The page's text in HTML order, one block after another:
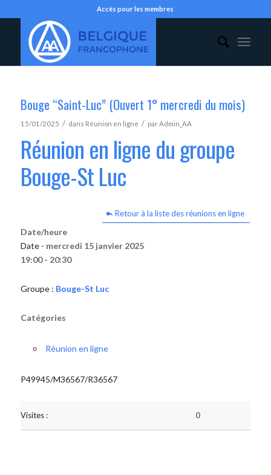
Accès pour les membres
Bouge “Saint-Luc” (Ouvert 1° mercredi du mois)
15/01/2025 / dans Réunion en ligne / parAdmin_AA
Réunion en ligne du groupe
Bouge-St Luc
Retour à la liste des réunions en ligne
Date/heure
Date - mercredi 15 janvier 2025
19:00 - 20:30
Groupe : Bouge-St Luc
Catégories
Réunion en ligne
P49945/M36567/R36567
Visites : 0